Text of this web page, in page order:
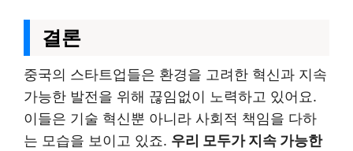
결론
중국의 스타트업들은 환경을 고려한 혁신과 지속
가능한 발전을 위해 끊임없이 노력하고 있어요.
이들은 기술 혁신뿐 아니라 사회적 책임을 다하
는 모습을 보이고 있죠. 우리 모두가 지속 가능한